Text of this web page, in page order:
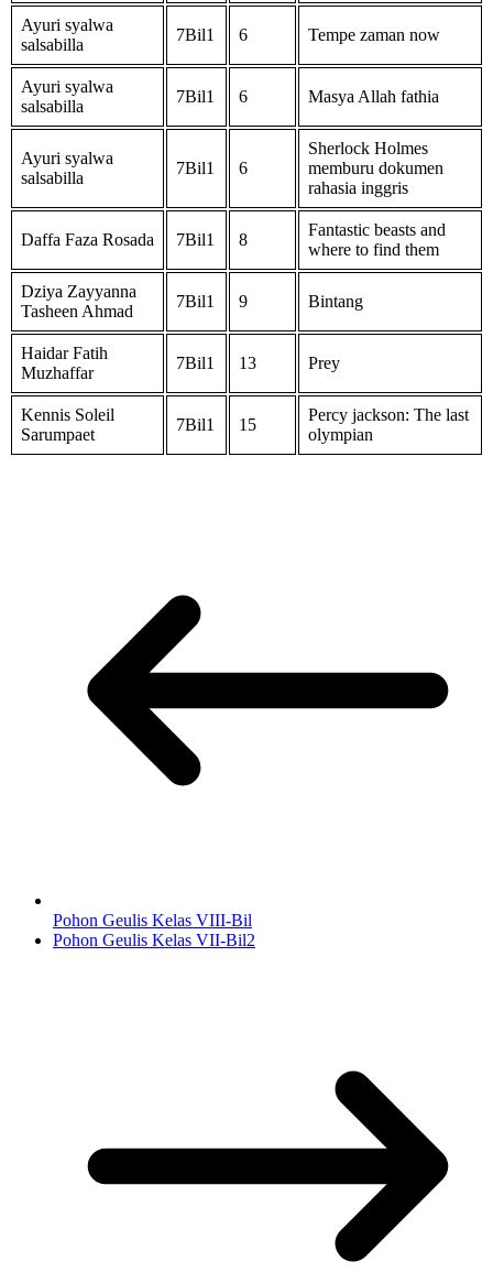
Ayuri syalwa
salsabilla
7Bil1 6 Tempe zaman now
Ayuri syalwa
salsabilla
7Bil1 6 Masya Allah fathia
Ayuri syalwa
salsabilla
7Bil1 6
Sherlock Holmes
memburu dokumen
rahasia inggris
Daffa Faza Rosada 7Bil1 8
Fantastic beasts and
where to find them
Dziya Zayyanna
Tasheen Ahmad
7Bil1 9 Bintang
Haidar Fatih
Muzhaffar
7Bil1 13 Prey
Kennis Soleil
Sarumpaet
7Bil1 15
Percy jackson: The last
olympian
Pohon Geulis Kelas VIII-Bil
Pohon Geulis Kelas VII-Bil2